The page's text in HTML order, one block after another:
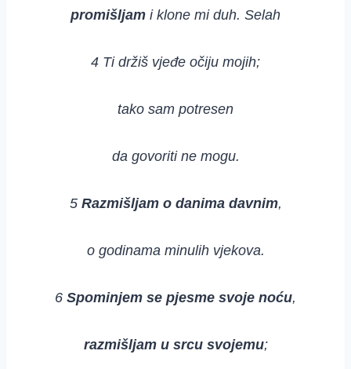
promišljam i klone mi duh. Selah
4 Ti držiš vjeđe očiju mojih;
tako sam potresen
da govoriti ne mogu.
5 Razmišljam o danima davnim,
o godinama minulih vjekova.
6 Spominjem se pjesme svoje noću,
razmišljam u srcu svojemu;